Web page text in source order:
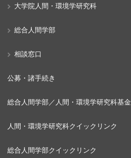
大学院人間・環境学研究科
総合人間学部
相談窓口
公募・諸手続き
総合人間学部／人間・環境学研究科基金
人間・環境学研究科クイックリンク
総合人間学部クイックリンク